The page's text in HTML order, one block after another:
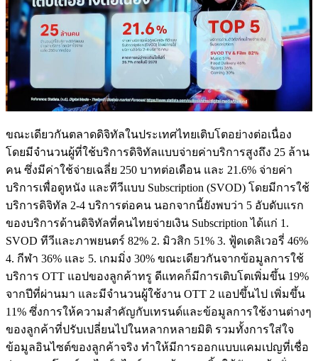
ขณะเดียวกันตลาดดิจิทัลในประเทศไทยเติบโตอย่างต่อเนื่อง
โดยมีจำนวนผู้ที่ใช้บริการดิจิทัลแบบจ่ายค่าบริการสูงถึง 25 ล้าน
คน ซึ่งมีค่าใช้จ่ายเฉลี่ย 250 บาทต่อเดือน และ 21.6% จ่ายค่า
บริการเพื่อดูหนัง และทีวีแบบ Subscription (SVOD) โดยมีการใช้
บริการดิจิทัล 2-4 บริการต่อคน นอกจากนี้ยังพบว่า 5 อับดับแรก
ของบริการด้านดิจิทัลที่คนไทยจ่ายเงิน Subscription ได้แก่ 1.
SVOD ทีวีและภาพยนตร์ 82% 2. มิวสิก 51% 3. ฟู้ดเดลิเวอรี่ 46%
4. กีฬา 36% และ 5. เกมมิ่ง 30% ขณะเดียวกันจากข้อมูลการใช้
บริการ OTT แอปของลูกค้าทรู ดีแทคก็มีการเติบโตเพิ่มขึ้น 19%
จากปีที่ผ่านมา และมีจำนวนผู้ใช้งาน OTT 2 แอปขึ้นไป เพิ่มขึ้น
11% ซึ่งการให้ความสำคัญกับเทรนด์และข้อมูลการใช้งานต่างๆ
ของลูกค้าที่ปรับเปลี่ยนไปในหลากหลายมิติ รวมทั้งการใส่ใจ
ข้อมูลอินไซต์ของลูกค้าจริง ทำให้มีการออกแบบแคมเปญที่เชื่อ